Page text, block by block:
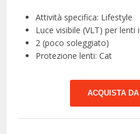
Attività specifica: Lifestyle
Luce visibile (VLT) per lenti
2 (poco soleggiato)
Protezione lenti: Cat
ACQUISTA